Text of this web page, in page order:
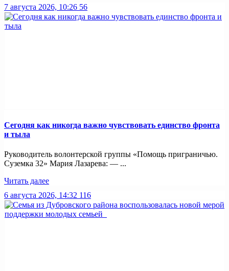
7 августа 2026, 10:26 56
Сегодня как никогда важно чувствовать единство фронта
и тыла
Руководитель волонтерской группы «Помощь приграничью.
Суземка 32» Мария Лазарева: — ...
Читать далее
6 августа 2026, 14:32 116